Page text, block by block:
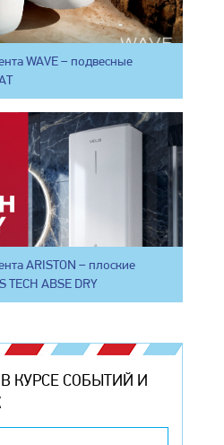
WAVE – подвесные
ARISTON – плоские
TECH ABSE DRY
КУРСЕ СОБЫТИЙ И